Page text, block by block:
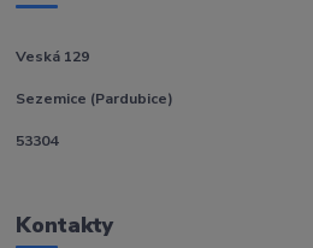
Veská 129
Sezemice (Pardubice)
53304
Kontakty